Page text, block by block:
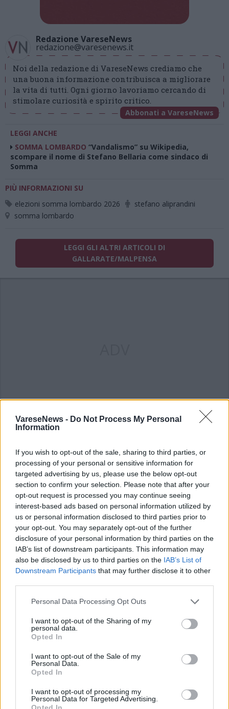
VareseNews - Do Not Process My Personal
Information
If you wish to opt-out of the sale, sharing to third parties, or
processing of your personal or sensitive information for
targeted advertising by us, please use the below opt-out
section to confirm your selection. Please note that after your
opt-out request is processed you may continue seeing
interest-based ads based on personal information utilized by
us or personal information disclosed to third parties prior to
your opt-out. You may separately opt-out of the further
disclosure of your personal information by third parties on the
IAB’s list of downstream participants. This information may
also be disclosed by us to third parties on the IAB’s List of
Downstream Participants that may further disclose it to other
Personal Data Processing Opt Outs
I want to opt-out of the Sharing of my
personal data.
Opted In
I want to opt-out of the Sale of my
Personal Data.
Opted In
I want to opt-out of processing my
Personal Data for Targeted Advertising.
Opted In
Redazione VareseNews
redazione@varesenews.it
Noi della redazione di VareseNews crediamo che
una buona informazione contribuisca a migliorare
la vita di tutti. Ogni giorno lavoriamo cercando di
stimolare curiosità e spirito critico.
Abbonati a VareseNews
LEGGI ANCHE
SOMMA LOMBARDO “Vandalismo” su Wikipedia,
scompare il nome di Stefano Bellaria come sindaco di
Somma
PIÙ INFORMAZIONI SU
elezioni somma lombardo 2026
stefano aliprandini
somma lombardo
LEGGI GLI ALTRI ARTICOLI DI
GALLARATE/MALPENSA
ADV
Commenti
articolo.
L'email è richiesta ma non verrà mostrata ai visitatori. Il contenuto di questo
commento esprime il pensiero dell'autore e non rappresenta la linea editoriale
commenti non sono testi giornalistici, ma post inviati dai singoli lettori che
possono essere automaticamente pubblicati senza filtro preventivo. I commenti
che includano uno o più link a siti esterni verranno rimossi in automatico dal